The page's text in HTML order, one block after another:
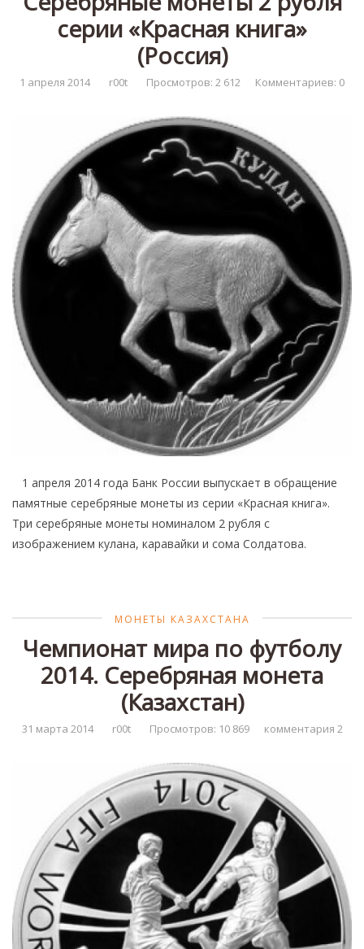
серии «Красная книга»
(Россия)
1 апреля 2014 r00t Просмотров: 2 612 Комментариев: 0
1 апреля 2014 года Банк России выпускает в обращение
памятные серебряные монеты из серии «Красная книга».
Три серебряные монеты номиналом 2 рубля с
изображением кулана, каравайки и сома Солдатова.
МОНЕТЫ КАЗАХСТАНА
Чемпионат мира по футболу
2014. Серебряная монета
(Казахстан)
31 марта 2014 r00t Просмотров: 10 869 комментария 2